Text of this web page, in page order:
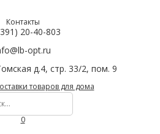
Контакты
20-40-803
opt.ru
д.4, стр. 33/2, пом. 9
0